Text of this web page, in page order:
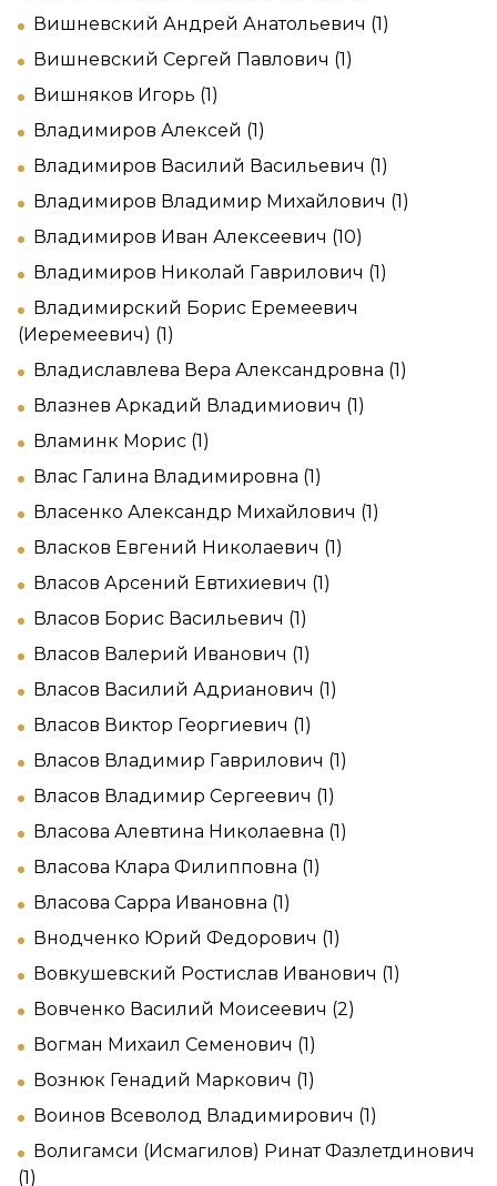
Вишневский Андрей Анатольевич (1)
Вишневский Сергей Павлович (1)
Вишняков Игорь (1)
Владимиров Алексей (1)
Владимиров Василий Васильевич (1)
Владимиров Владимир Михайлович (1)
Владимиров Иван Алексеевич (10)
Владимиров Николай Гаврилович (1)
Владимирский Борис Еремеевич
(Иеремеевич) (1)
Владиславлева Вера Александровна (1)
Влазнев Аркадий Владимиович (1)
Вламинк Морис (1)
Влас Галина Владимировна (1)
Власенко Александр Михайлович (1)
Власков Евгений Николаевич (1)
Власов Арсений Евтихиевич (1)
Власов Борис Васильевич (1)
Власов Валерий Иванович (1)
Власов Василий Адрианович (1)
Власов Виктор Георгиевич (1)
Власов Владимир Гаврилович (1)
Власов Владимир Сергеевич (1)
Власова Алевтина Николаевна (1)
Власова Клара Филипповна (1)
Власова Сарра Ивановна (1)
Внодченко Юрий Федорович (1)
Вовкушевский Ростислав Иванович (1)
Вовченко Василий Моисеевич (2)
Вогман Михаил Семенович (1)
Вознюк Генадий Маркович (1)
Воинов Всеволод Владимирович (1)
Волигамси (Исмагилов) Ринат Фазлетдинович
(1)